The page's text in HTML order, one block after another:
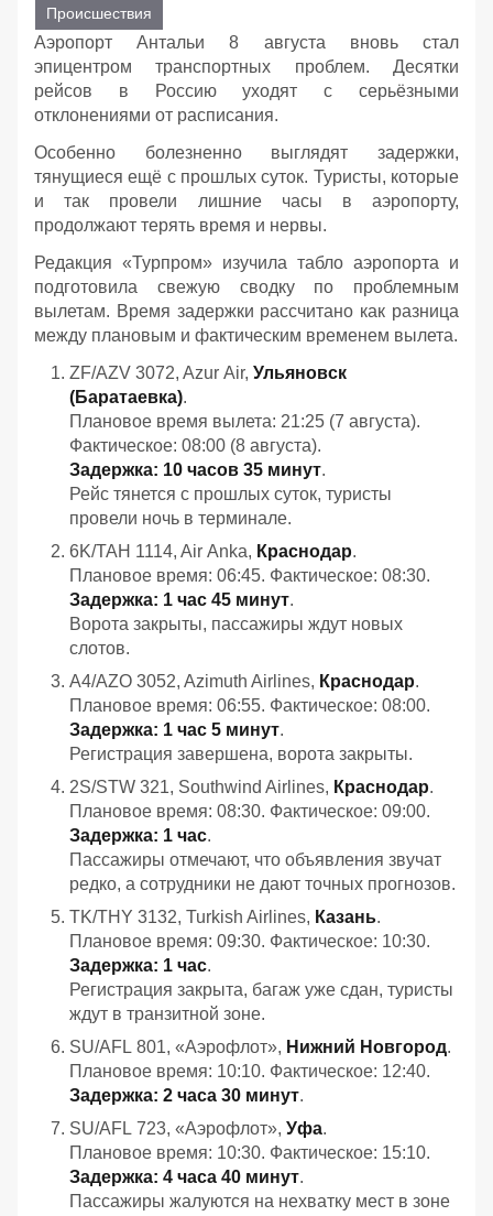
Происшествия
Аэропорт Антальи 8 августа вновь стал
эпицентром транспортных проблем. Десятки
рейсов в Россию уходят с серьёзными
отклонениями от расписания.
Особенно болезненно выглядят задержки,
тянущиеся ещё с прошлых суток. Туристы, которые
и так провели лишние часы в аэропорту,
продолжают терять время и нервы.
Редакция «Турпром» изучила табло аэропорта и
подготовила свежую сводку по проблемным
вылетам. Время задержки рассчитано как разница
между плановым и фактическим временем вылета.
ZF/AZV 3072, Azur Air, Ульяновск
(Баратаевка).
Плановое время вылета: 21:25 (7 августа).
Фактическое: 08:00 (8 августа).
Задержка: 10 часов 35 минут.
Рейс тянется с прошлых суток, туристы
провели ночь в терминале.
6K/TAH 1114, Air Anka, Краснодар.
Плановое время: 06:45. Фактическое: 08:30.
Задержка: 1 час 45 минут.
Ворота закрыты, пассажиры ждут новых
слотов.
A4/AZO 3052, Azimuth Airlines, Краснодар.
Плановое время: 06:55. Фактическое: 08:00.
Задержка: 1 час 5 минут.
Регистрация завершена, ворота закрыты.
2S/STW 321, Southwind Airlines, Краснодар.
Плановое время: 08:30. Фактическое: 09:00.
Задержка: 1 час.
Пассажиры отмечают, что объявления звучат
редко, а сотрудники не дают точных прогнозов.
TK/THY 3132, Turkish Airlines, Казань.
Плановое время: 09:30. Фактическое: 10:30.
Задержка: 1 час.
Регистрация закрыта, багаж уже сдан, туристы
ждут в транзитной зоне.
SU/AFL 801, «Аэрофлот», Нижний Новгород.
Плановое время: 10:10. Фактическое: 12:40.
Задержка: 2 часа 30 минут.
SU/AFL 723, «Аэрофлот», Уфа.
Плановое время: 10:30. Фактическое: 15:10.
Задержка: 4 часа 40 минут.
Пассажиры жалуются на нехватку мест в зоне